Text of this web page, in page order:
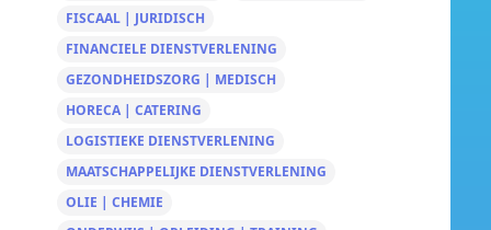
FISCAAL | JURIDISCH
FINANCIELE DIENSTVERLENING
GEZONDHEIDSZORG | MEDISCH
HORECA | CATERING
LOGISTIEKE DIENSTVERLENING
MAATSCHAPPELIJKE DIENSTVERLENING
OLIE | CHEMIE